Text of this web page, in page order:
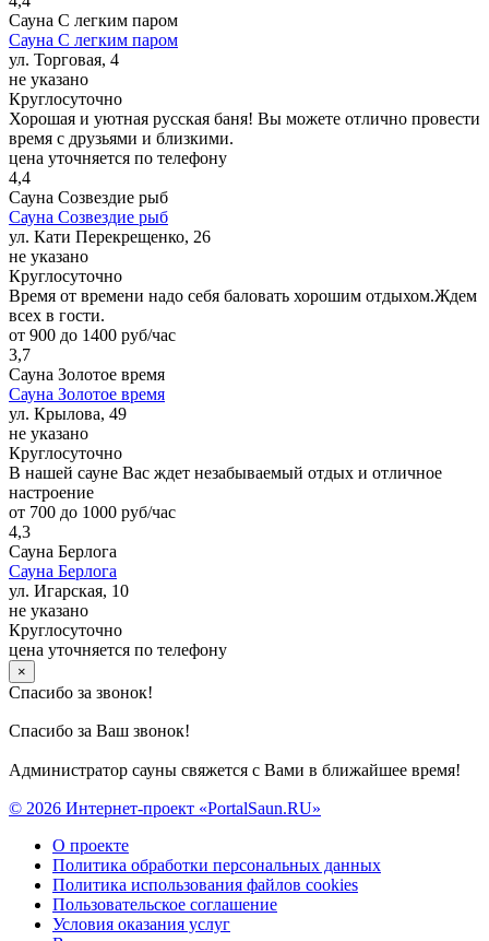
Сауна С легким паром
Сауна С легким паром
ул. Торговая, 4
не указано
Круглосуточно
Хорошая и уютная русская баня! Вы можете отлично провести
время с друзьями и близкими.
цена уточняется по телефону
4,4
Сауна Созвездие рыб
Сауна Созвездие рыб
ул. Кати Перекрещенко, 26
не указано
Круглосуточно
Время от времени надо себя баловать хорошим отдыхом.Ждем
всех в гости.
от 900 до 1400 руб/час
3,7
Сауна Золотое время
Сауна Золотое время
ул. Крылова, 49
не указано
Круглосуточно
В нашей сауне Вас ждет незабываемый отдых и отличное
настроение
от 700 до 1000 руб/час
4,3
Сауна Берлога
Сауна Берлога
ул. Игарская, 10
не указано
Круглосуточно
цена уточняется по телефону
×
Спасибо за звонок!
Спасибо за Ваш звонок!
Администратор сауны свяжется с Вами в ближайшее время!
© 2026 Интернет-проект «PortalSaun.RU»
О проекте
Политика обработки персональных данных
Политика использования файлов cookies
Пользовательское соглашение
Условия оказания услуг